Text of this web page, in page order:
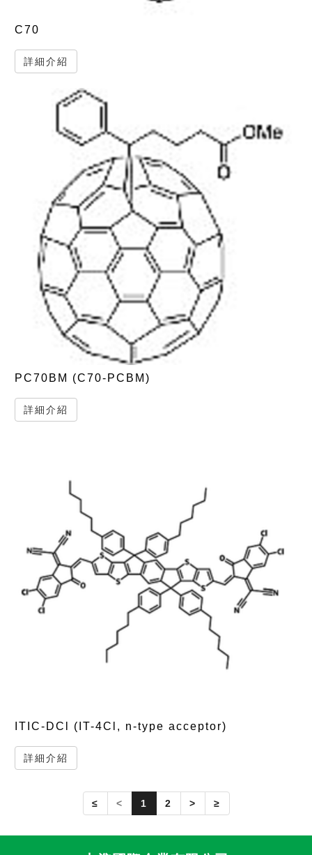
C70
詳細介紹
PC70BM (C70-PCBM)
詳細介紹
ITIC-DCl (IT-4Cl, n-type acceptor)
詳細介紹
≤ < 1 2 > ≥